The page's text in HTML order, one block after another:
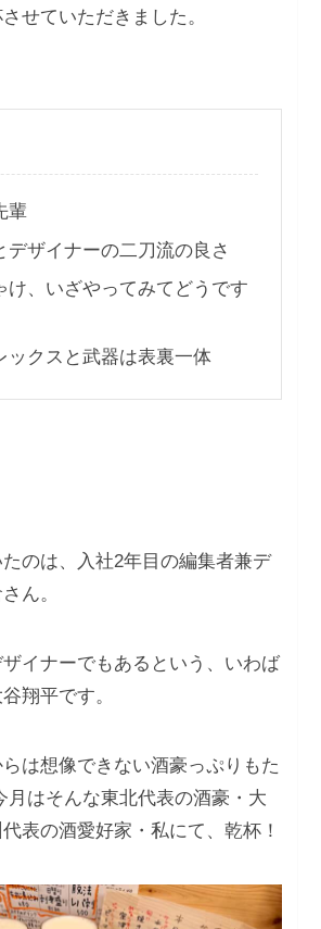
せていただきました。
輩
デザイナーの二刀流の良さ
け、いざやってみてどうです
ックスと武器は表裏一体
のは、入社2年目の編集者兼デ
ん。
イナーでもあるという、いわば
翔平です。
は想像できない酒豪っぷりもた
月はそんな東北代表の酒豪・大
表の酒愛好家・私にて、乾杯！